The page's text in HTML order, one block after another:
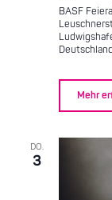
BASF
Deutschland
Mehr
DO.
3